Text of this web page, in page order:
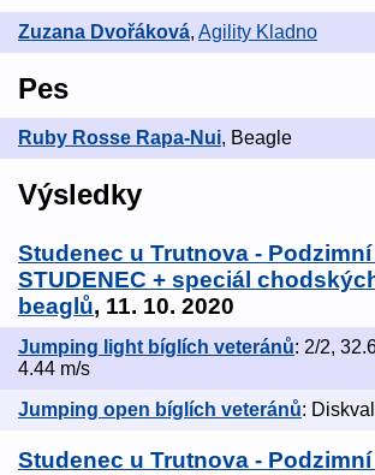
Zuzana Dvořáková, Agility Kladno
Pes
Ruby Rosse Rapa-Nui, Beagle
Výsledky
Studenec u Trutnova -
STUDENEC + speciál
beaglů, 11. 10. 2020
Jumping light bíglích veteránů: 2/2,
4.44 m/s
Jumping open bíglích veteránů:
Studenec u Trutnova -